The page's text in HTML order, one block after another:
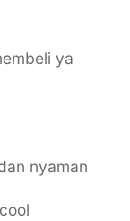
ya
nyaman